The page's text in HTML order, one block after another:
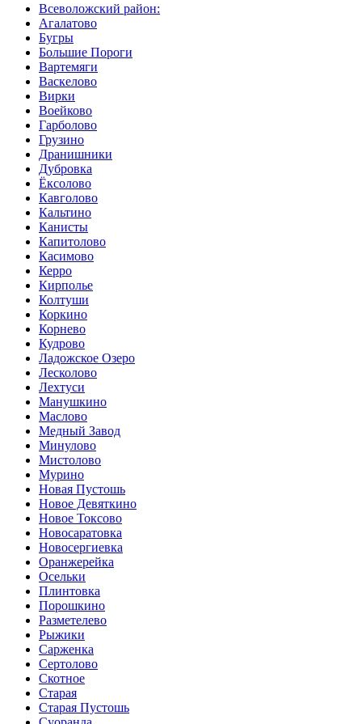
Всеволожский район:
Агалатово
Бугры
Большие Пороги
Вартемяги
Васкелово
Вирки
Воейково
Гарболово
Грузино
Дранишники
Дубровка
Ёксолово
Кавголово
Кальтино
Канисты
Капитолово
Касимово
Керро
Кирполье
Колтуши
Коркино
Корнево
Кудрово
Ладожское Озеро
Лесколово
Лехтуси
Манушкино
Маслово
Медный Завод
Минулово
Мистолово
Мурино
Новая Пустошь
Новое Девяткино
Новое Токсово
Новосаратовка
Новосергиевка
Оранжерейка
Осельки
Плинтовка
Порошкино
Разметелево
Рыжики
Сарженка
Сертолово
Скотное
Старая
Старая Пустошь